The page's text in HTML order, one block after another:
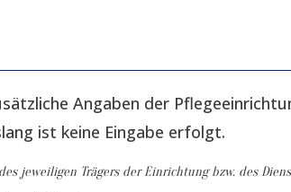
Angaben der
ist keine Eingabe erfolgt.
jeweiligen Trägers der Einrichtung bzw. des